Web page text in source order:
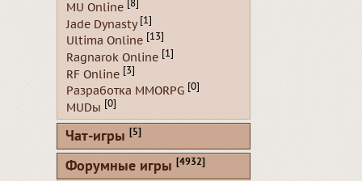
MU Online [8]
Jade Dynasty [1]
Ultima Online [13]
Ragnarok Online [1]
RF Online [3]
Разработка MMORPG [0]
MUDы [0]
Чат-игры [5]
Форумные игры [4932]